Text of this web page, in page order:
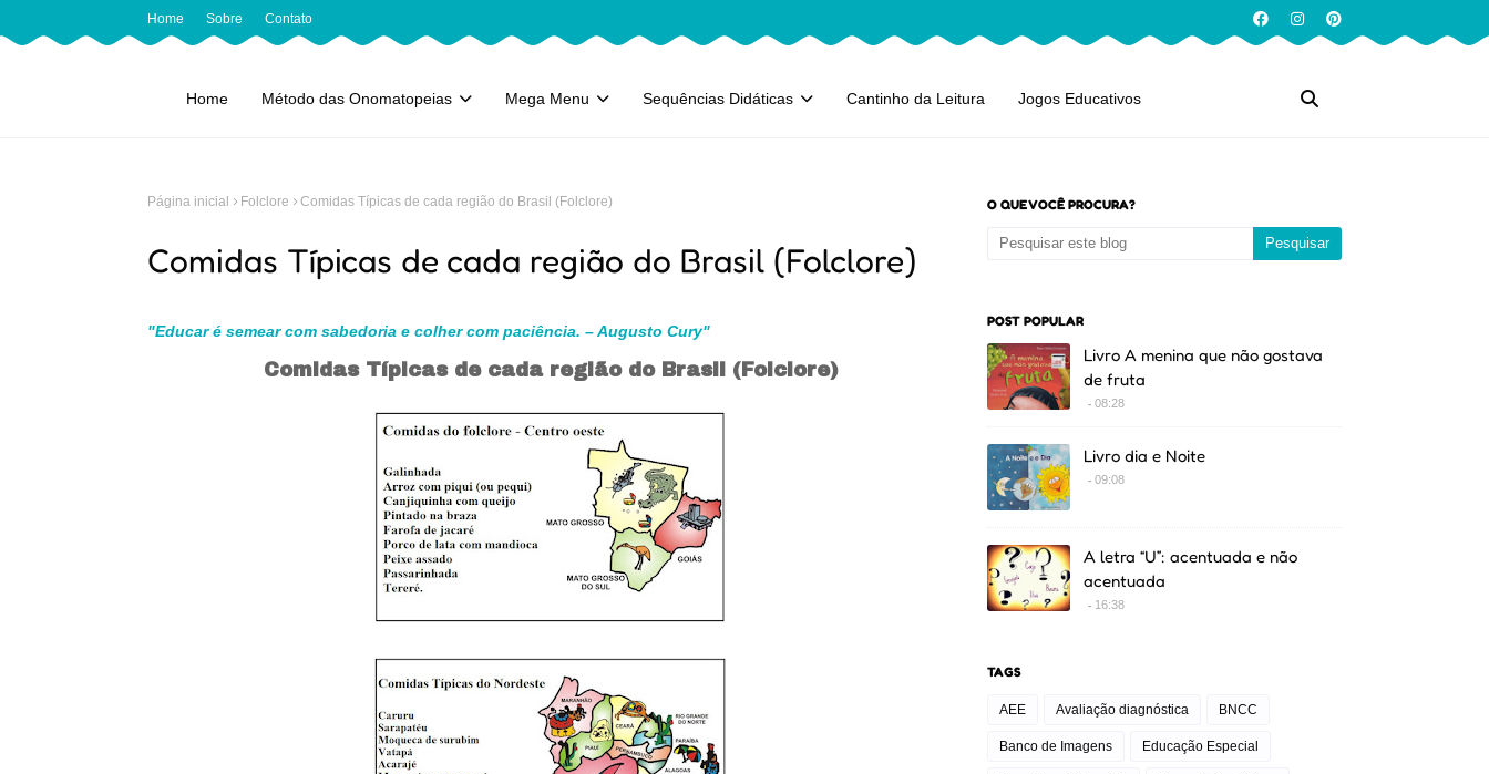
Home Sobre Contato
Home Método das Onomatopeias Mega Menu Sequências Didáticas Cantinho da Leitura Jogos Educativos
Página inicial Folclore Comidas Típicas de cada região do Brasil (Folclore)
Comidas Típicas de cada região do Brasil (Folclore)
"Educar é semear com sabedoria e colher com paciência. – Augusto Cury"
Comidas Típicas de cada região do Brasil (Folclore)
O QUE VOCÊ PROCURA?
POST POPULAR
Livro A menina que não gostava
de fruta
08:28
Livro dia e Noite
09:08
A letra “U”: acentuada e não
acentuada
16:38
TAGS
AEE Avaliação diagnóstica BNCC
Banco de Imagens Educação Especial